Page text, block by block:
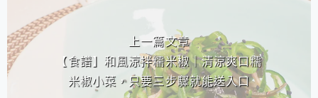
相連文章
上一篇文章
【食譜】和風涼拌糯米椒｜清涼爽口糯
米椒小菜，只要三步驟就能送入口